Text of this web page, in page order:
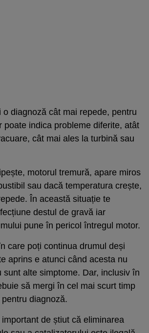
o diagnoză cât mai repede, pentru
poate indica probleme diferite, atât
cât mai ales la turbină sau
motorul tremură, apare miros
sau dacă temperatura crește,
În această situație te
destul de gravă iar
pune în pericol întregul motor.
care poți continua drumul deși
aprins e atunci când acesta nu
sunt alte simptome. Dar, inclusiv în
să mergi în cel mai scurt timp
diagnoză.
de știut că eliminarea